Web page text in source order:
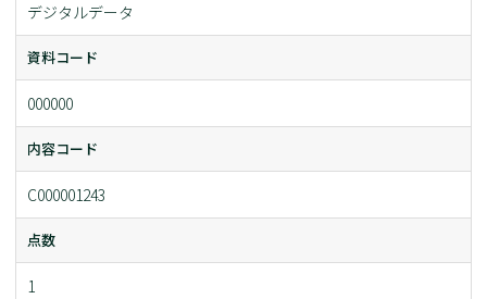
デジタルデータ
資料コード
000000
内容コード
C000001243
点数
1